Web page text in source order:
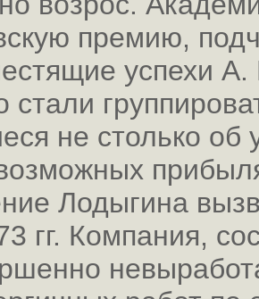
премию,
успехи
стали
не столько
Лодыгина
гг. Компания,